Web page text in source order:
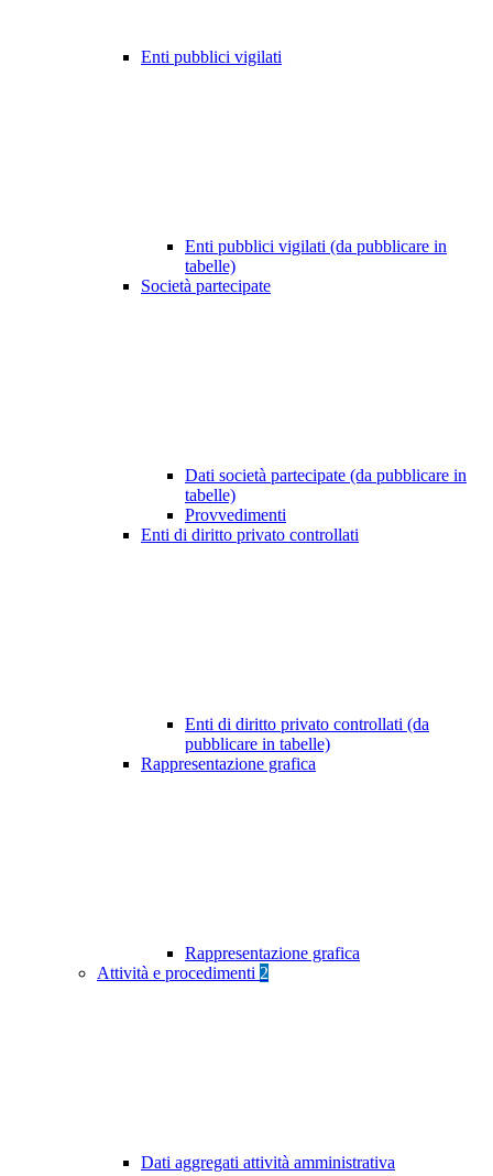
Enti pubblici vigilati
Enti pubblici vigilati (da pubblicare in
tabelle)
Società partecipate
Dati società partecipate (da pubblicare in
tabelle)
Provvedimenti
Enti di diritto privato controllati
Enti di diritto privato controllati (da
pubblicare in tabelle)
Rappresentazione grafica
Rappresentazione grafica
Attività e procedimenti 2
Dati aggregati attività amministrativa